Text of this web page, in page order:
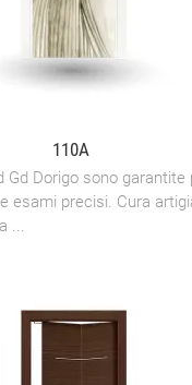
110A
Gd Dorigo sono garantite
esami precisi. Cura
...